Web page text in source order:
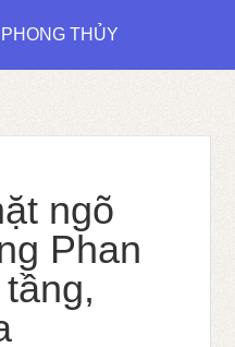
PHONG THỦY
ngõ
Phan